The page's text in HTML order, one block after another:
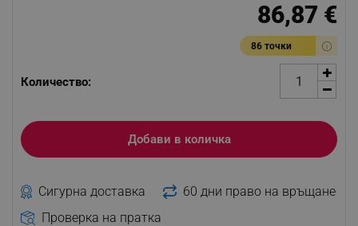
86,87 €
86 точки
Количество:
Добави в количка
Сигурна доставка
60 дни право на връщане
Проверка на пратка